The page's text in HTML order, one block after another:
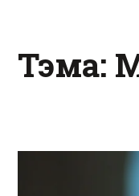
Тэма: